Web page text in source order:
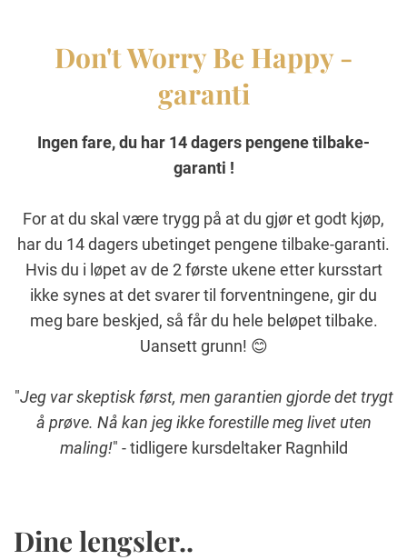
Don't Worry Be Happy -
garanti
Ingen fare, du har 14 dagers pengene tilbake-
garanti !
For at du skal være trygg på at du gjør et godt kjøp,
har du 14 dagers ubetinget pengene tilbake-garanti.
Hvis du i løpet av de 2 første ukene etter kursstart
ikke synes at det svarer til forventningene, gir du
meg bare beskjed, så får du hele beløpet tilbake.
Uansett grunn! 😊
"Jeg var skeptisk først, men garantien gjorde det trygt
å prøve. Nå kan jeg ikke forestille meg livet uten
maling!" - tidligere kursdeltaker Ragnhild
Dine lengsler..